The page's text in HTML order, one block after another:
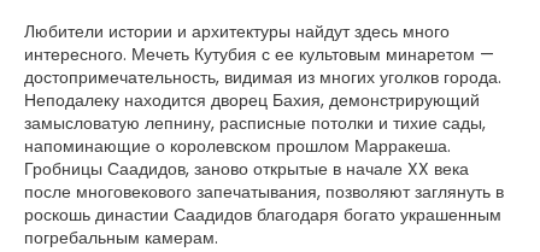
Любители истории и архитектуры найдут здесь много
интересного. Мечеть Кутубия с ее культовым минаретом —
достопримечательность, видимая из многих уголков города.
Неподалеку находится дворец Бахия, демонстрирующий
замысловатую лепнину, расписные потолки и тихие сады,
напоминающие о королевском прошлом Марракеша.
Гробницы Саадидов, заново открытые в начале XX века
после многовекового запечатывания, позволяют заглянуть в
роскошь династии Саадидов благодаря богато украшенным
погребальным камерам.